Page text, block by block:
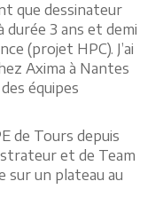
que dessinateur
durée 3 ans et demi
(projet HPC). J’ai
Axima à Nantes
équipes
de Tours depuis
et de Team
sur un plateau au